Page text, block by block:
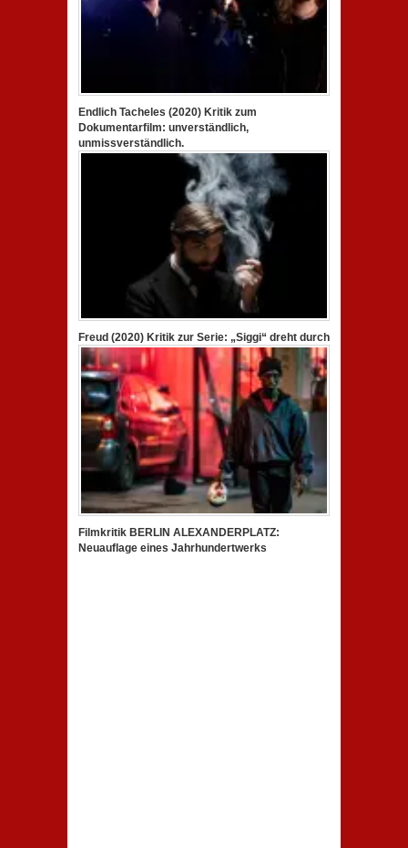
Endlich Tacheles (2020) Kritik zum
Dokumentarfilm: unverständlich,
unmissverständlich.
Freud (2020) Kritik zur Serie: „Siggi“ dreht durch
Filmkritik BERLIN ALEXANDERPLATZ:
Neuauflage eines Jahrhundertwerks